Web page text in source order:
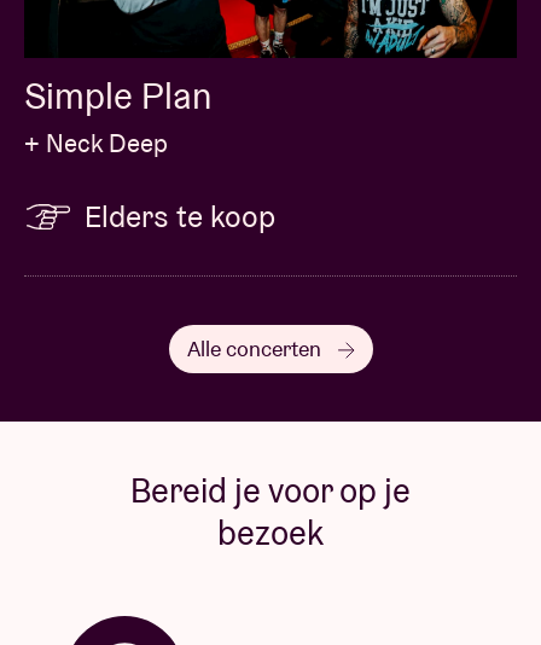
Simple Plan
+ Neck Deep
Elders te koop
Alle concerten
Bereid je voor op je
bezoek